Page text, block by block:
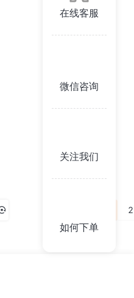
在线客服
微信咨询
关注我们
如何下单